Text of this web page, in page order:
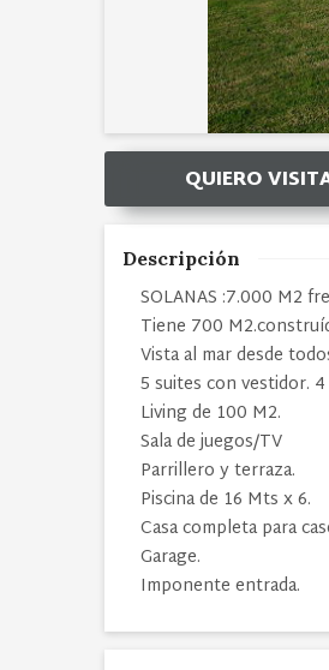
QUIERO
Descripción
SOLANAS :7.000 M2
Tiene 700
Vista al mar desde
5 suites con vestidor.
Living de 100 M2.
Sala de juegos/TV
Parrillero y terraza.
Piscina de 16 Mts x 6.
Casa completa para
Garage.
Imponente entrada.